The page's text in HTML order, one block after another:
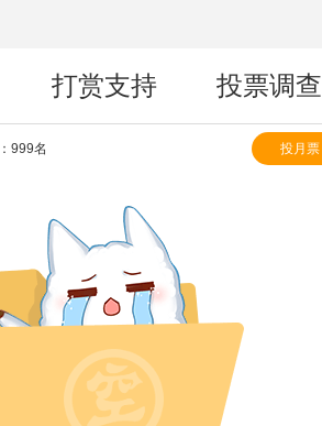
打赏支持 投票调查
999名 投月票